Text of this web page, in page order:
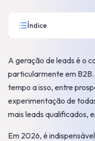
Índice
A geração de leads é o
particularmente em
tempo a isso, entre
experimentação de
mais leads qualificados,
Em 2026, é